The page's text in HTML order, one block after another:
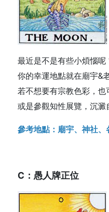
最近是不是有些小煩惱
你的幸運地點就在廟宇&
若不想要有宗教色彩，
或是參觀知性展覽，沉
參考地點：廟宇、神社
C：愚人牌正位